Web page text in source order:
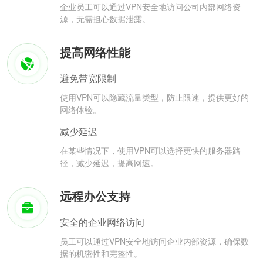
企业员工可以通过VPN安全地访问公司内部网络资
源，无需担心数据泄露。
提高网络性能
避免带宽限制
使用VPN可以隐藏流量类型，防止限速，提供更好的
网络体验。
减少延迟
在某些情况下，使用VPN可以选择更快的服务器路
径，减少延迟，提高网速。
远程办公支持
安全的企业网络访问
员工可以通过VPN安全地访问企业内部资源，确保数
据的机密性和完整性。